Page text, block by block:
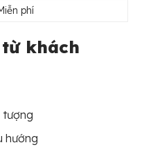
phí
khách
tượng
hướng